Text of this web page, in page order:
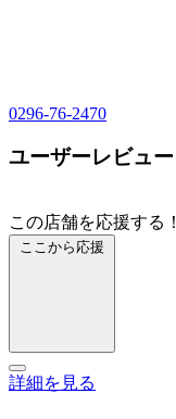
0296-76-2470
ユーザーレビュー
この店舗を応援する！
ここから応援
詳細を見る